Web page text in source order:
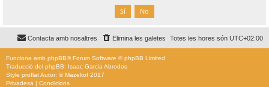
Totes les hores són UTC+02:00
Elimina les galetes
Contacta amb nosaltres
Funciona amb phpBB® Forum Software © phpBB Limited
Traducció del phpBB: Isaac Garcia Abrodos
Style proflatAutor: ©Mazeltof 2017
Privadesa | Condicions